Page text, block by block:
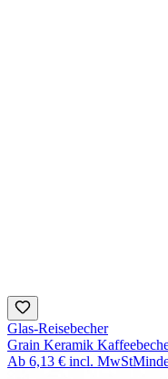
Glas-Reisebecher
Grain Keramik
Ab 6,13 € incl. MwSt